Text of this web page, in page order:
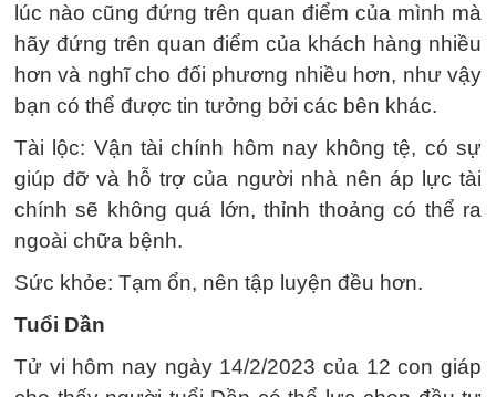
lúc nào cũng đứng trên quan điểm của mình mà
hãy đứng trên quan điểm của khách hàng nhiều
hơn và nghĩ cho đối phương nhiều hơn, như vậy
bạn có thể được tin tưởng bởi các bên khác.
Tài lộc: Vận tài chính hôm nay không tệ, có sự
giúp đỡ và hỗ trợ của người nhà nên áp lực tài
chính sẽ không quá lớn, thỉnh thoảng có thể ra
ngoài chữa bệnh.
Sức khỏe: Tạm ổn, nên tập luyện đều hơn.
Tuổi Dần
Tử vi hôm nay ngày 14/2/2023 của 12 con giáp